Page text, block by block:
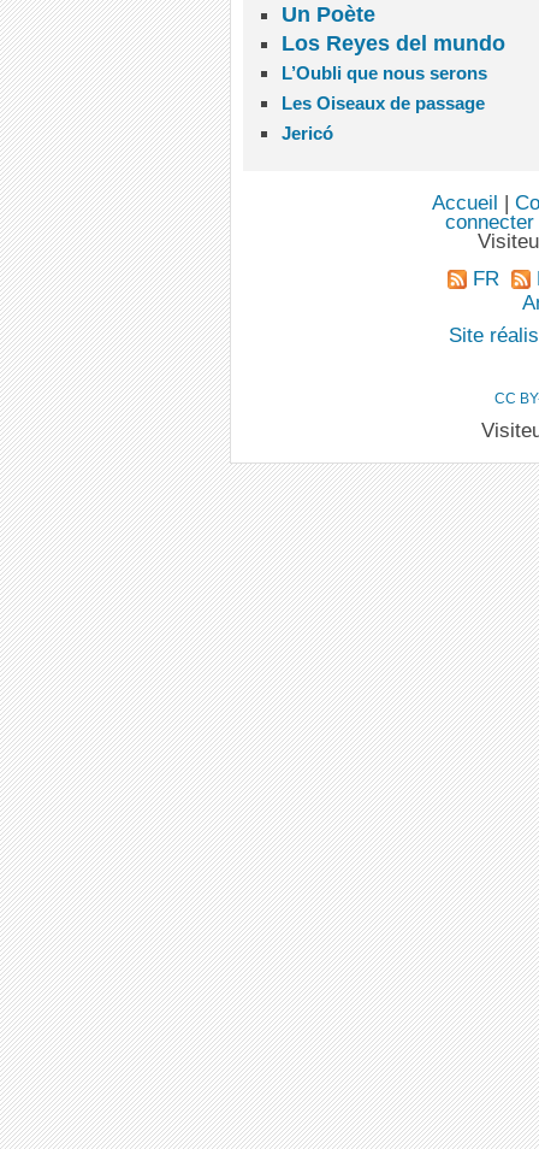
Un Poète
Los Reyes del mundo
L’Oubli que nous serons
Les Oiseaux de passage
Jericó
Accueil |
connecter
FR
Site
CC